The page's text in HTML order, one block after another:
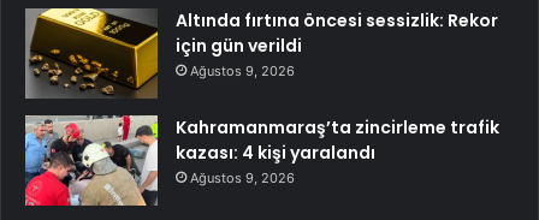
Altında fırtına öncesi sessizlik: Rekor
için gün verildi
Ağustos 9, 2026
Kahramanmaraş’ta zincirleme trafik
kazası: 4 kişi yaralandı
Ağustos 9, 2026